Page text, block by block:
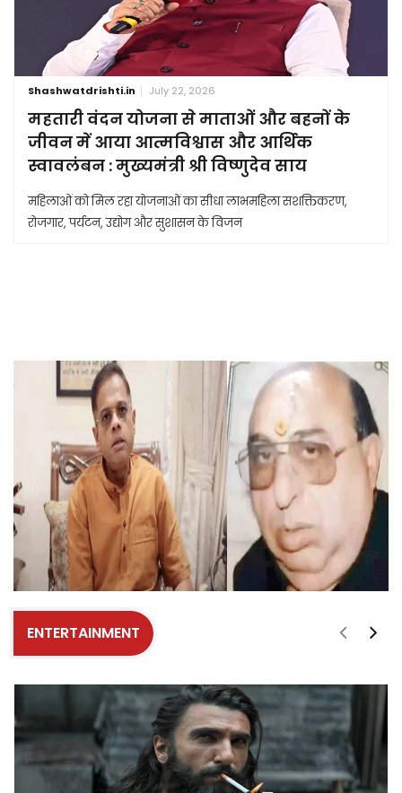
Shashwatdrishti.in July 22, 2026
महतारी वंदन योजना से माताओं और बहनों के
जीवन में आया आत्मविश्वास और आर्थिक
स्वावलंबन : मुख्यमंत्री श्री विष्णुदेव साय
महिलाओं को मिल रहा योजनाओं का सीधा लाभमहिला सशक्तिकरण,
रोजगार, पर्यटन, उद्योग और सुशासन के विजन
ENTERTAINMENT